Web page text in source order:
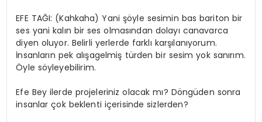
EFE TAĞI: (Kahkaha) Yani şöyle sesimin bas bariton bir
ses yani kalın bir ses olmasından dolayı canavarca
diyen oluyor. Belirli yerlerde farklı karşılanıyorum.
İnsanların pek alışagelmiş türden bir sesim yok sanırım.
Öyle söyleyebilirim.
Efe Bey ilerde projeleriniz olacak mı? Döngüden sonra
insanlar çok beklenti içerisinde sizlerden?